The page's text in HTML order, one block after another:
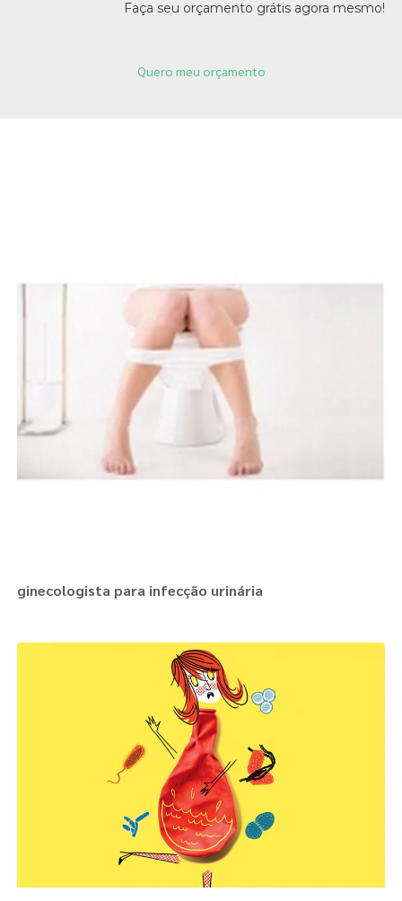
Faça seu orçamento grátis agora mesmo!
Quero meu orçamento
ginecologista para infecção urinária